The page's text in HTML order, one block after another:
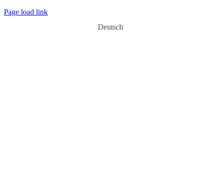
Page load link
Deutsch